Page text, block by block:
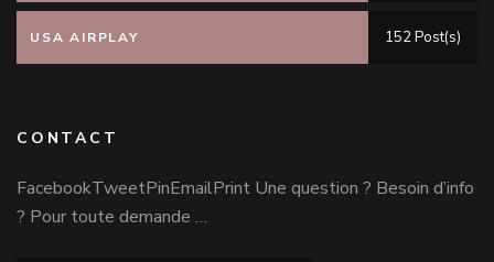
USA AIRPLAY 152 Post(s)
CONTACT
FacebookTweetPinEmailPrint Une question ? Besoin d’info
? Pour toute demande …